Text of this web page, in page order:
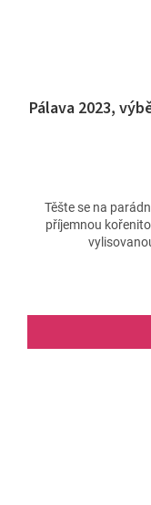
Pálava 2023,
Těšte se na
příjemnou